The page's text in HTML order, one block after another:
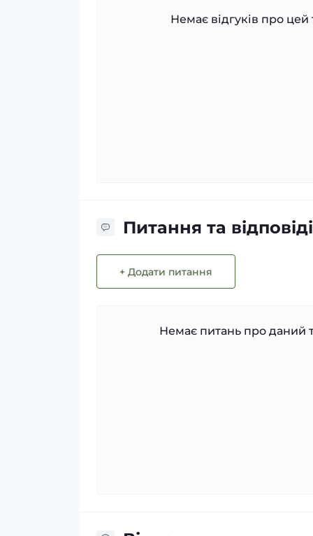
Немає відгуків про
Питання та відповіді
+ Додати питання
Немає питань про даний